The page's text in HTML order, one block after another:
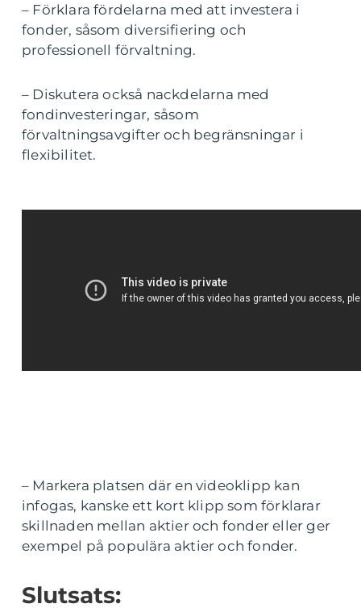
– Förklara fördelarna med att investera i
fonder, såsom diversifiering och
professionell förvaltning.
– Diskutera också nackdelarna med
fondinvesteringar, såsom
förvaltningsavgifter och begränsningar i
flexibilitet.
– Markera platsen där en videoklipp kan
infogas, kanske ett kort klipp som förklarar
skillnaden mellan aktier och fonder eller ger
exempel på populära aktier och fonder.
Slutsats: